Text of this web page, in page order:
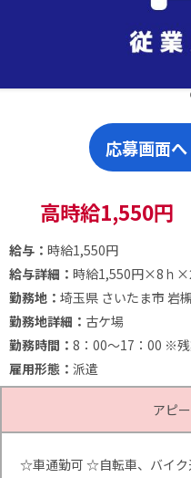
応募画面へ
高時給1,550円
給与： 時給1,550円
給与詳細： 時給1,550円×8ｈ
勤務地： 埼玉県 さいたま市 岩
勤務地詳細： 古ケ場
勤務時間： 8：00～17：00 ※残
雇用形態： 派遣
アピ
☆車通勤可 ☆自転車、バイ